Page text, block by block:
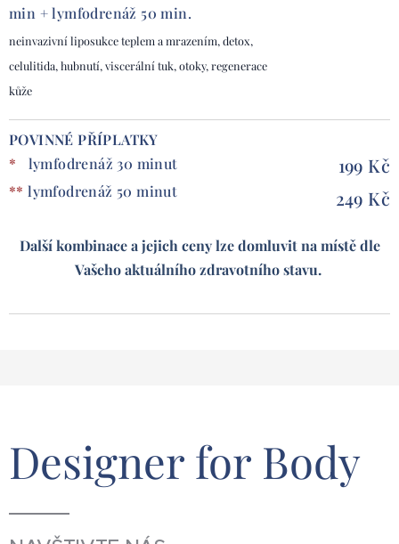
min + lymfodrenáž 50 min.
neinvazivní liposukce teplem a mrazením, detox,
celulitida, hubnutí, viscerální tuk, otoky, regenerace
kůže
POVINNÉ PŘÍPLATKY
* lymfodrenáž 30 minut
** lymfodrenáž 50 minut
199 Kč
249 Kč
Další kombinace a jejich ceny lze domluvit na místě dle
Vašeho aktuálního zdravotního stavu.
Designer for Body